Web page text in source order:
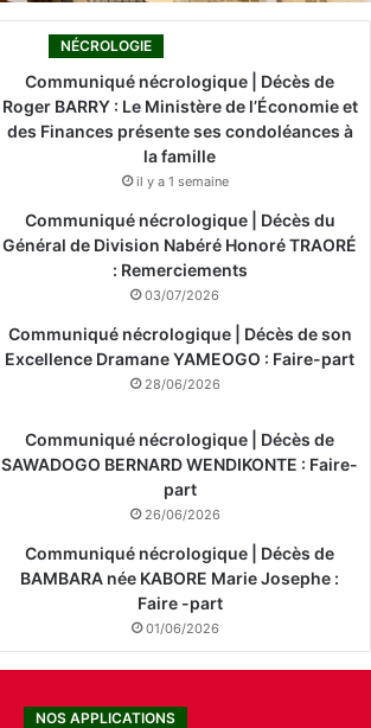
NÉCROLOGIE
Communiqué nécrologique | Décès de
Roger BARRY : Le Ministère de l’Économie et
des Finances présente ses condoléances à
la famille
il y a 1 semaine
Communiqué nécrologique | Décès du
Général de Division Nabéré Honoré TRAORÉ
: Remerciements
03/07/2026
Communiqué nécrologique | Décès de son
Excellence Dramane YAMEOGO : Faire-part
28/06/2026
Communiqué nécrologique | Décès de
SAWADOGO BERNARD WENDIKONTE : Faire-
part
26/06/2026
Communiqué nécrologique | Décès de
BAMBARA née KABORE Marie Josephe :
Faire -part
01/06/2026
NOS APPLICATIONS